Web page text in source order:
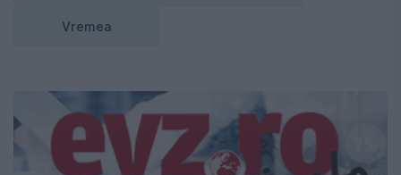
Vremea